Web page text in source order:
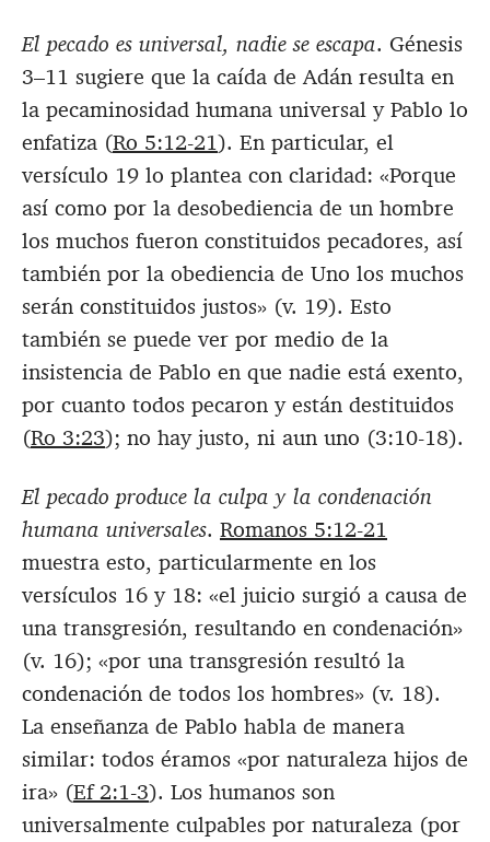
El pecado es universal, nadie se escapa. Génesis
3–11 sugiere que la caída de Adán resulta en
la pecaminosidad humana universal y Pablo lo
enfatiza (Ro 5:12-21). En particular, el
versículo 19 lo plantea con claridad: «Porque
así como por la desobediencia de un hombre
los muchos fueron constituidos pecadores, así
también por la obediencia de Uno los muchos
serán constituidos justos» (v. 19). Esto
también se puede ver por medio de la
insistencia de Pablo en que nadie está exento,
por cuanto todos pecaron y están destituidos
(Ro 3:23); no hay justo, ni aun uno (3:10-18).
El pecado produce la culpa y la condenación
humana universales. Romanos 5:12-21
muestra esto, particularmente en los
versículos 16 y 18: «el juicio surgió a causa de
una transgresión, resultando en condenación»
(v. 16); «por una transgresión resultó la
condenación de todos los hombres» (v. 18).
La enseñanza de Pablo habla de manera
similar: todos éramos «por naturaleza hijos de
ira» (Ef 2:1-3). Los humanos son
universalmente culpables por naturaleza (por